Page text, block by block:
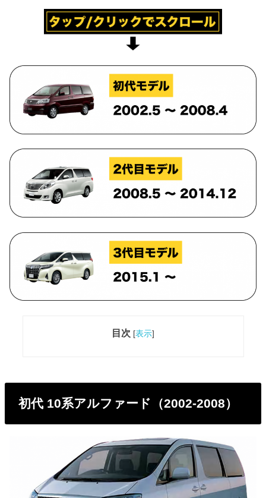
目次 [表示]
初代 10系アルファード（2002-2008）